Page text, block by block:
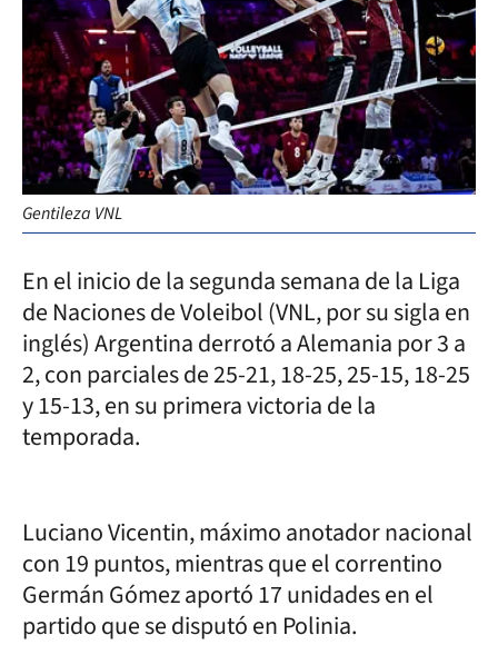
Gentileza VNL
En el inicio de la segunda semana de la Liga
de Naciones de Voleibol (VNL, por su sigla en
inglés) Argentina derrotó a Alemania por 3 a
2, con parciales de 25-21, 18-25, 25-15, 18-25
y 15-13, en su primera victoria de la
temporada.
Luciano Vicentin, máximo anotador nacional
con 19 puntos, mientras que el correntino
Germán Gómez aportó 17 unidades en el
partido que se disputó en Polinia.